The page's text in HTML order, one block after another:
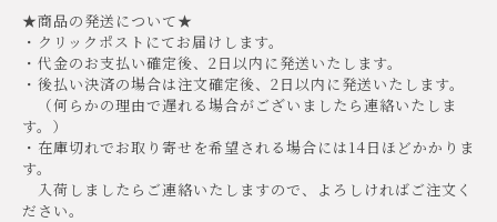
★商品の発送について★
・クリックポストにてお届けします。
・代金のお支払い確定後、2日以内に発送いたします。
・後払い決済の場合は注文確定後、2日以内に発送いたします。
（何らかの理由で遅れる場合がございましたら連絡いたしま
す。）
・在庫切れでお取り寄せを希望される場合には14日ほどかかりま
す。
入荷しましたらご連絡いたしますので、よろしければご注文く
ださい。